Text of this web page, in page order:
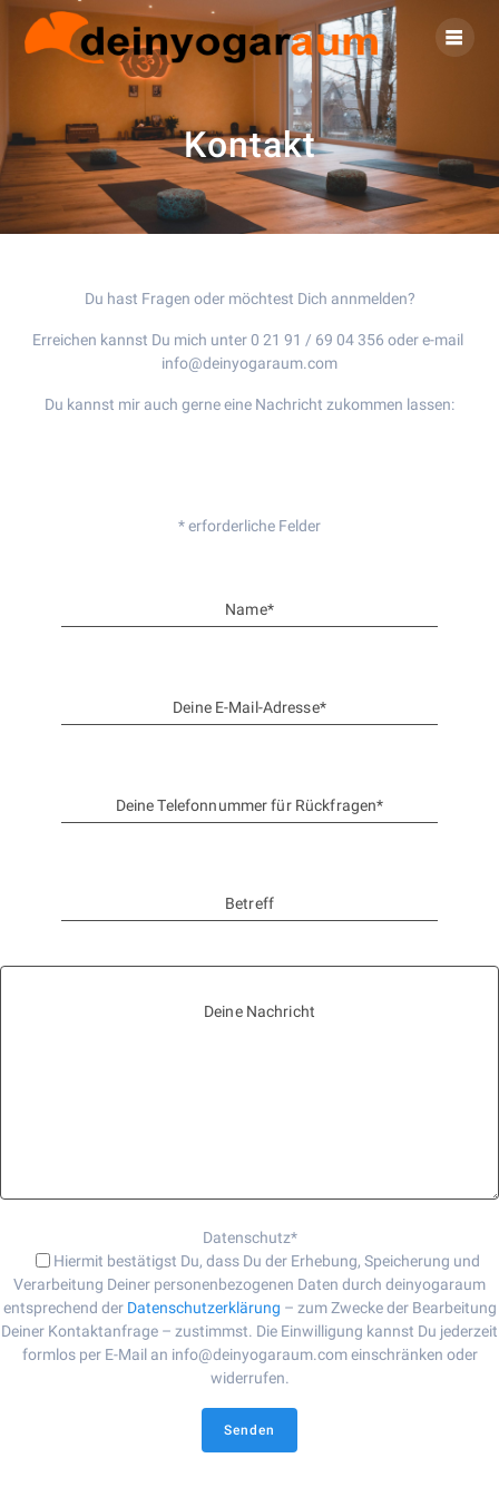
Inhalt
springen
Kontakt
Du hast Fragen oder möchtest Dich annmelden?
Erreichen kannst Du mich unter 0 21 91 / 69 04 356 oder e-mail
info@deinyogaraum.com
Du kannst mir auch gerne eine Nachricht zukommen lassen:
* erforderliche Felder
Name*
Deine E-Mail-Adresse*
Deine Telefonnummer für Rückfragen*
Betreff
Deine Nachricht
Datenschutz*
Hiermit bestätigst Du, dass Du der Erhebung, Speicherung und
Verarbeitung Deiner personenbezogenen Daten durch deinyogaraum
entsprechend der Datenschutzerklärung – zum Zwecke der Bearbeitung
Deiner Kontaktanfrage – zustimmst. Die Einwilligung kannst Du jederzeit
formlos per E-Mail an info@deinyogaraum.com einschränken oder
widerrufen.